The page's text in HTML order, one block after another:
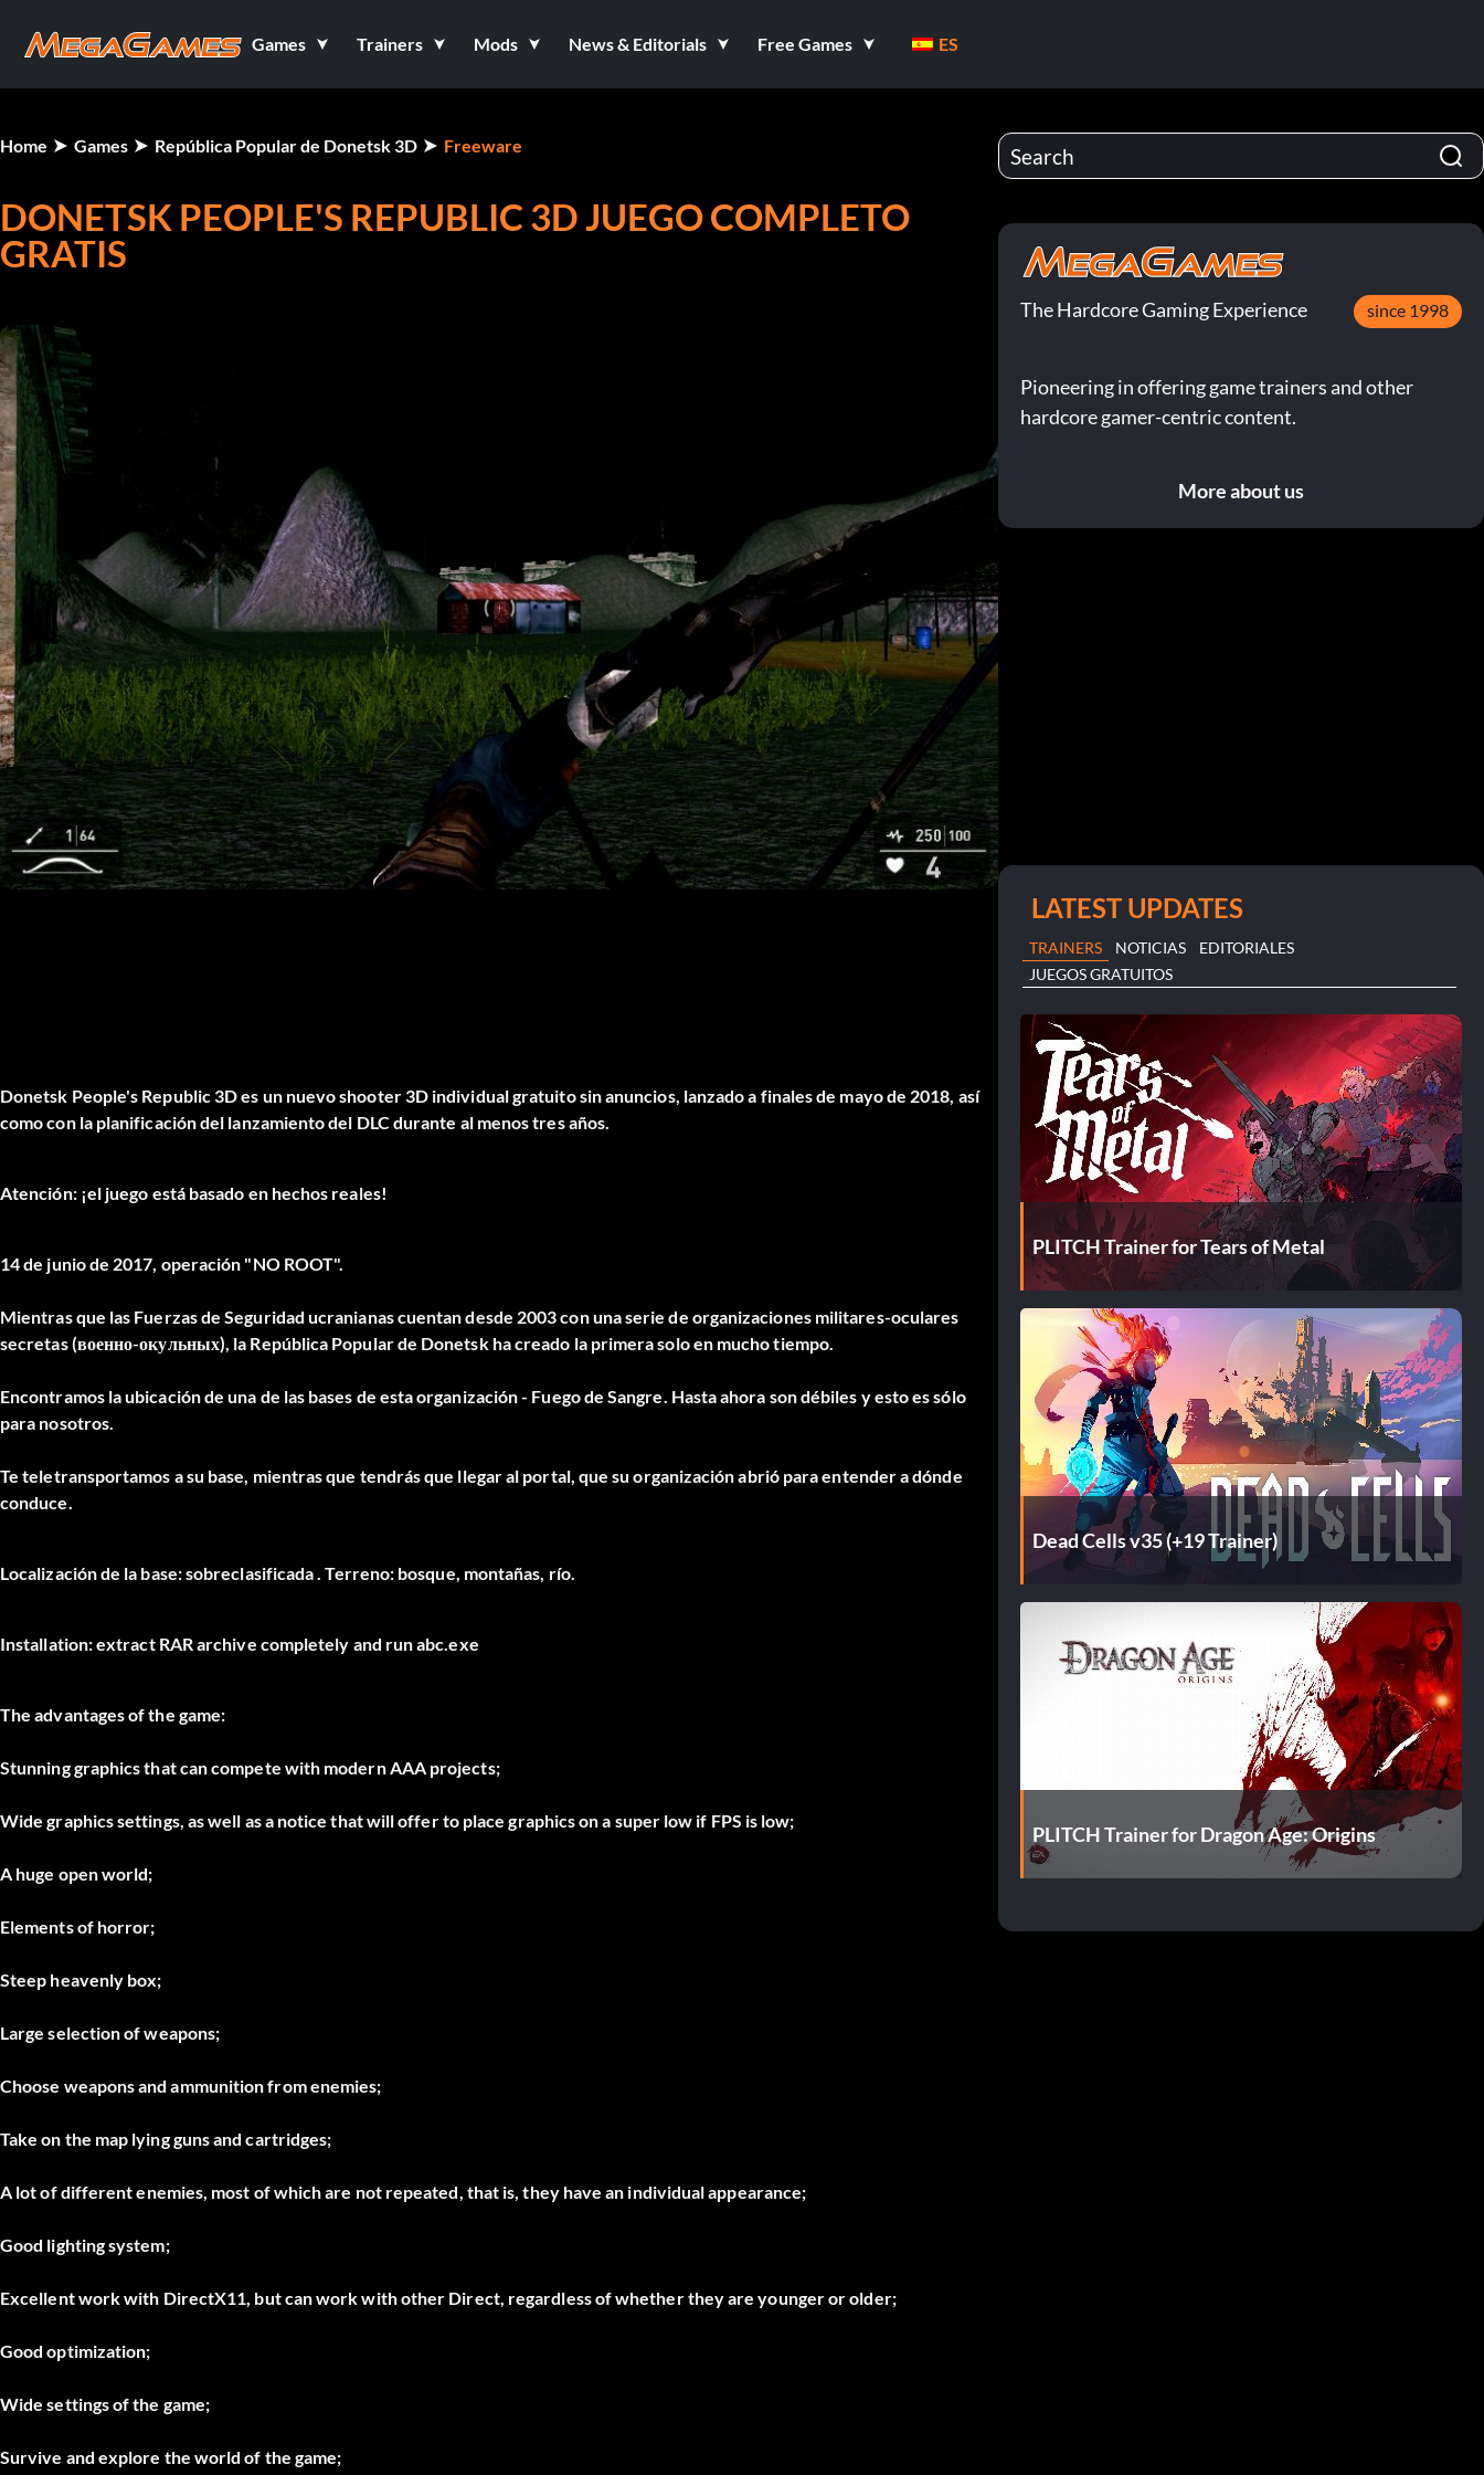
Games Trainers Mods News & Editorials Free Games ES
Home Games República Popular de Donetsk 3D Freeware
DONETSK PEOPLE'S REPUBLIC 3D JUEGO COMPLETO
GRATIS
Donetsk People's Republic 3D es un nuevo shooter 3D individual gratuito sin anuncios, lanzado a finales de mayo de 2018, así
como con la planificación del lanzamiento del DLC durante al menos tres años.
Atención: ¡el juego está basado en hechos reales!
14 de junio de 2017, operación "NO ROOT".
Mientras que las Fuerzas de Seguridad ucranianas cuentan desde 2003 con una serie de organizaciones militares-oculares
secretas (военно-окульных), la República Popular de Donetsk ha creado la primera solo en mucho tiempo.
Encontramos la ubicación de una de las bases de esta organización - Fuego de Sangre. Hasta ahora son débiles y esto es sólo
para nosotros.
Te teletransportamos a su base, mientras que tendrás que llegar al portal, que su organización abrió para entender a dónde
conduce.
Localización de la base: sobreclasificada . Terreno: bosque, montañas, río.
Installation: extract RAR archive completely and run abc.exe
The advantages of the game:
Stunning graphics that can compete with modern AAA projects;
Wide graphics settings, as well as a notice that will offer to place graphics on a super low if FPS is low;
A huge open world;
Elements of horror;
Steep heavenly box;
Large selection of weapons;
Choose weapons and ammunition from enemies;
Take on the map lying guns and cartridges;
A lot of different enemies, most of which are not repeated, that is, they have an individual appearance;
Good lighting system;
Excellent work with DirectX11, but can work with other Direct, regardless of whether they are younger or older;
Good optimization;
Wide settings of the game;
Survive and explore the world of the game;
The Hardcore Gaming Experience since 1998
Pioneering in offering game trainers and other
hardcore gamer-centric content.
More about us
LATEST UPDATES
TRAINERS NOTICIAS
EDITORIALES
JUEGOS GRATUITOS
PLITCH Trainer for Tears of Metal
Dead Cells v35 (+19 Trainer)
PLITCH Trainer for Dragon Age: Origins